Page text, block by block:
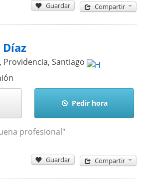
Guardar Compartir
Providencia, Santiago
Pedir hora
profesional"
Guardar Compartir